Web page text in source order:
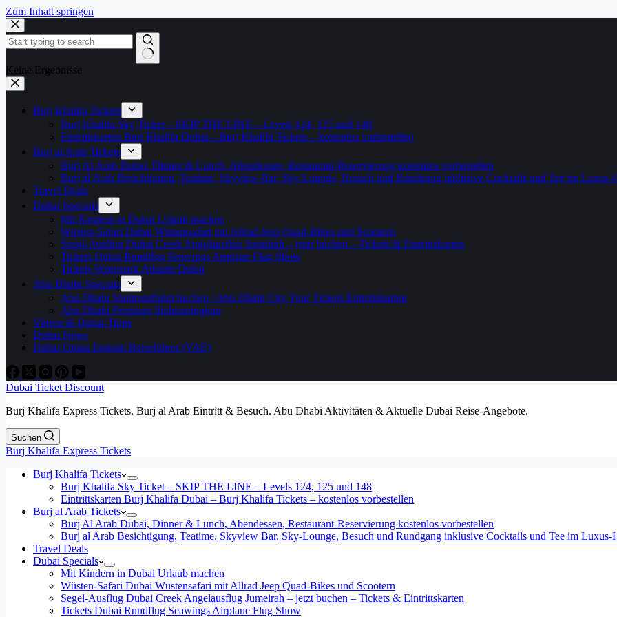
Zum Inhalt springen
Keine Ergebnisse
Burj Khalifa Tickets
Burj Khalifa Sky Ticket – SKIP THE LINE – Levels 124, 125 und 148
Eintrittskarten Burj Khalifa Dubai – Burj Khalifa Tickets – kostenlos vorbestellen
Burj al Arab Tickets
Burj Al Arab Dubai, Dinner & Lunch, Abendessen, Restaurant-Reservierung kostenlos vorbestellen
Burj al Arab Besichtigung, Teatime, Skyview Bar, Sky-Lounge, Besuch und Rundgang inklusive Cocktails und Tee im Luxus-
Travel Deals
Dubai Specials
Mit Kindern in Dubai Urlaub machen
Wüsten-Safari Dubai Wüstensafari mit Allrad Jeep Quad-Bikes und Scootern
Segel-Ausflug Dubai Creek Angelausflug Jumeirah – jetzt buchen – Tickets & Eintrittskarten
Tickets Dubai Rundflug Seawings Airplane Flug Show
Tickets Waterpark Atlantis Dubai
Abu Dhabi Specials
Abu Dhabi Stadtrundfahrt buchen / Abu Dhabi City Tour Tickets Eintrittskarten
Abu Dhabi Premium Sightseeingtour
Videos & Dubai-Tipps
Dubai News
Dubai Oman Emirate Reiseführer (VAE)
Dubai Ticket Discount
Burj Khalifa Express Tickets. Burj al Arab Eintritt & Besuch. Abu Dhabi Aktivitäten & Aktuelle Dubai Reise-Angebote.
Suchen
Burj Khalifa Express Tickets
Burj Khalifa Tickets
Burj Khalifa Sky Ticket – SKIP THE LINE – Levels 124, 125 und 148
Eintrittskarten Burj Khalifa Dubai – Burj Khalifa Tickets – kostenlos vorbestellen
Burj al Arab Tickets
Burj Al Arab Dubai, Dinner & Lunch, Abendessen, Restaurant-Reservierung kostenlos vorbestellen
Burj al Arab Besichtigung, Teatime, Skyview Bar, Sky-Lounge, Besuch und Rundgang inklusive Cocktails und Tee im Luxus-
Travel Deals
Dubai Specials
Mit Kindern in Dubai Urlaub machen
Wüsten-Safari Dubai Wüstensafari mit Allrad Jeep Quad-Bikes und Scootern
Segel-Ausflug Dubai Creek Angelausflug Jumeirah – jetzt buchen – Tickets & Eintrittskarten
Tickets Dubai Rundflug Seawings Airplane Flug Show